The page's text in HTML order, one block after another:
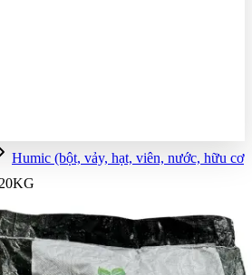
Humic (bột, vảy, hạt, viên, nước, hữu cơ